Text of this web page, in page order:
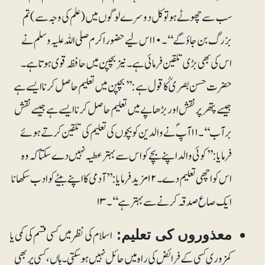
سب سے چھوٹے ہو تو کل دوسرے لوگوں میں (علم کی وجہ سے) تم
بزرگ بن جاؤ گے‘‘۔۱۰ اس لیے حضور اکرم صلی اللہ علیہ وسلم نے
اس کی بھی بڑی تلقین فرمائی ہے۔ نیز بچپن میں حافظہ قوی ہوتا ہے۔
حضرت حسن بصریؒ کا قول ہے: ’’بچپن میں تعلیم حاصل کرنا ایسے ہے
جیسے پتھر پر نقش اور بڑھاپے میں تعلیم حاصل کرنا ایسے ہے جیسے نقش
بر آب‘‘۔۱۱ آپؐ نے والدین کو بچوں کی تعلیم کی تلقین کرتے ہوئے
فرمایا: ’’کوئی والد اپنے بچے کو اس سے بہتر عطیہ نہیں دے سکتا کہ وہ
اس کو اچھی تعلیم دے۔۱۲ مزید فرمایا: ’’آدمی کا اپنے بیٹے کو ادب سکھانا
ایک صاع صدقہ کرنے سے بہتر ہے‘‘۔ ۱۳
معذوروں کی تعلیم: اسلام کی نظر میں کسی قسم کی کمی یا
کمزوری کسی کے فرائض کی راہ میں حائل نہیں ہو سکتی۔ ہاں، کسی پر بھی